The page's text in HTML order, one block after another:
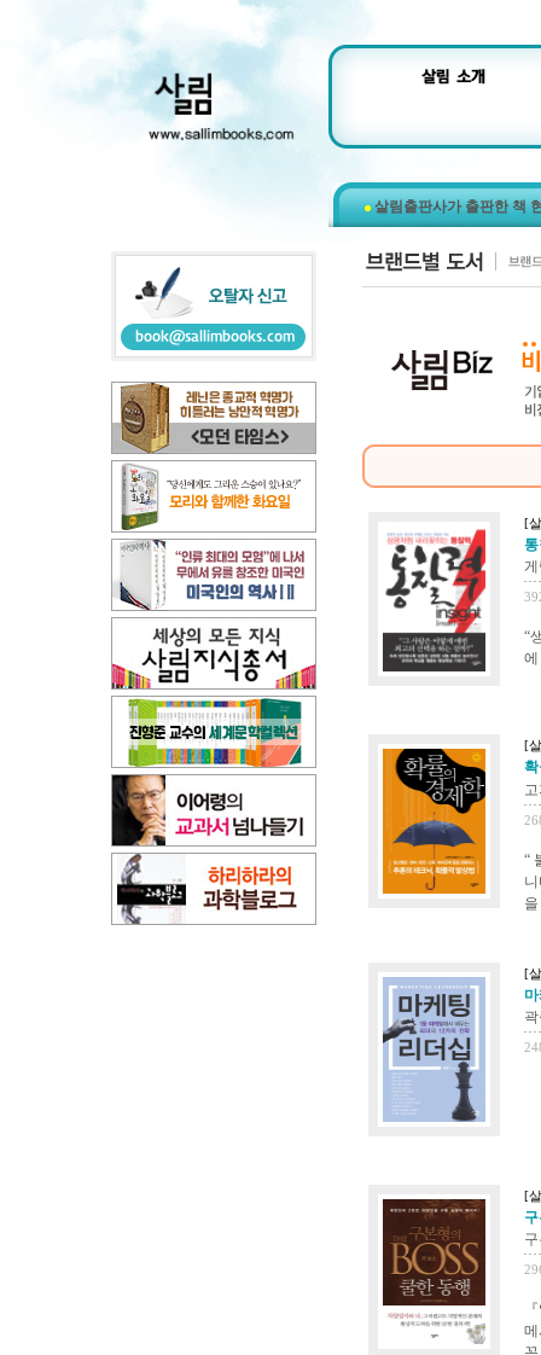
살림출판사가 출판한 책
[
통
게
“
[
“
[
[